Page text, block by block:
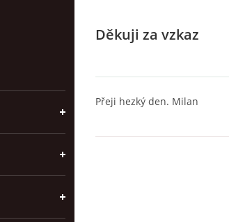
Děkuji za vzkaz
Přeji hezký den. Milan